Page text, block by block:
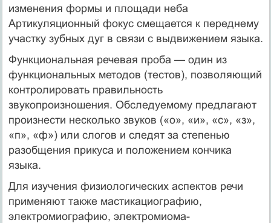
изменения формы и площади неба
Артикуляционный фокус смещается к переднему
участку зубных дуг в связи с выдвижением языка.
Функциональная речевая проба — один из
функциональных методов (тестов), позволяющий
контролиро­вать правильность
звукопроизношения. Обследуемому предла­гают
произнести несколько звуков («о», «и», «с», «з»,
«п», «ф») или слогов и следят за степенью
разобщения прикуса и поло­жением кончика
языка.
Для изучения физиологических аспектов речи
применяют также мастикациографию,
электромиографию, электромиома-